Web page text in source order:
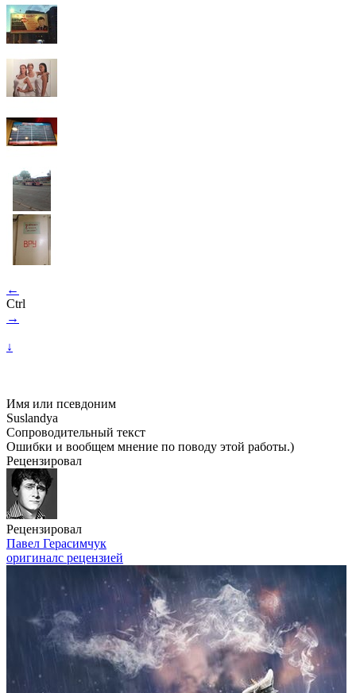
←
Ctrl
→
↓
Имя или псевдоним
Suslandya
Сопроводительный текст
Ошибки и вообщем мнение по поводу этой работы.)
Рецензировал
Рецензировал
Павел Герасимчук
оригиналс рецензией